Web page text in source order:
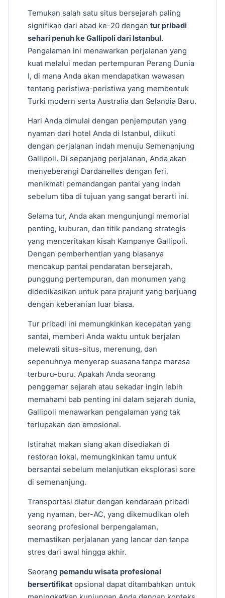
Temukan salah satu situs bersejarah paling
signifikan dari abad ke-20 dengan tur pribadi
sehari penuh ke Gallipoli dari Istanbul.
Pengalaman ini menawarkan perjalanan yang
kuat melalui medan pertempuran Perang Dunia
I, di mana Anda akan mendapatkan wawasan
tentang peristiwa-peristiwa yang membentuk
Turki modern serta Australia dan Selandia Baru.
Hari Anda dimulai dengan penjemputan yang
nyaman dari hotel Anda di Istanbul, diikuti
dengan perjalanan indah menuju Semenanjung
Gallipoli. Di sepanjang perjalanan, Anda akan
menyeberangi Dardanelles dengan feri,
menikmati pemandangan pantai yang indah
sebelum tiba di tujuan yang sangat berarti ini.
Selama tur, Anda akan mengunjungi memorial
penting, kuburan, dan titik pandang strategis
yang menceritakan kisah Kampanye Gallipoli.
Dengan pemberhentian yang biasanya
mencakup pantai pendaratan bersejarah,
punggung pertempuran, dan monumen yang
didedikasikan untuk para prajurit yang berjuang
dengan keberanian luar biasa.
Tur pribadi ini memungkinkan kecepatan yang
santai, memberi Anda waktu untuk berjalan
melewati situs-situs, merenung, dan
sepenuhnya menyerap suasana tanpa merasa
terburu-buru. Apakah Anda seorang
penggemar sejarah atau sekadar ingin lebih
memahami bab penting ini dalam sejarah dunia,
Gallipoli menawarkan pengalaman yang tak
terlupakan dan emosional.
Istirahat makan siang akan disediakan di
restoran lokal, memungkinkan tamu untuk
bersantai sebelum melanjutkan eksplorasi sore
di semenanjung.
Transportasi diatur dengan kendaraan pribadi
yang nyaman, ber-AC, yang dikemudikan oleh
seorang profesional berpengalaman,
memastikan perjalanan yang lancar dan tanpa
stres dari awal hingga akhir.
Seorang pemandu wisata profesional
bersertifikat opsional dapat ditambahkan untuk